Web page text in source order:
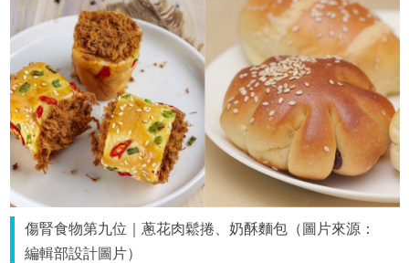
傷腎食物第九位｜蔥花肉鬆捲、奶酥麵包（圖片來源：
編輯部設計圖片）